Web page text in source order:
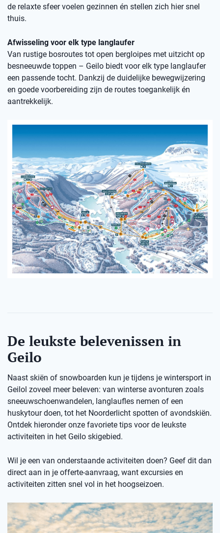
de relaxte sfeer voelen gezinnen én stellen zich hier snel
thuis.
Afwisseling voor elk type langlaufer
Van rustige bosroutes tot open bergloipes met uitzicht op
besneeuwde toppen – Geilo biedt voor elk type langlaufer
een passende tocht. Dankzij de duidelijke bewegwijzering
en goede voorbereiding zijn de routes toegankelijk én
aantrekkelijk.
De leukste belevenissen in
Geilo
Naast skiën of snowboarden kun je tijdens je wintersport in
Geilol zoveel meer beleven: van winterse avonturen zoals
sneeuwschoenwandelen, langlaufles nemen of een
huskytour doen, tot het Noorderlicht spotten of avondskiën.
Ontdek hieronder onze favoriete tips voor de leukste
activiteiten in het Geilo skigebied.
Wil je een van onderstaande activiteiten doen? Geef dit dan
direct aan in je offerte-aanvraag, want excursies en
activiteiten zitten snel vol in het hoogseizoen.